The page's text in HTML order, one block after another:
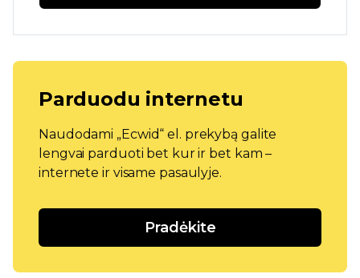
Parduodu internetu
Naudodami „Ecwid“ el. prekybą galite
lengvai parduoti bet kur ir bet kam –
internete ir visame pasaulyje.
Pradėkite